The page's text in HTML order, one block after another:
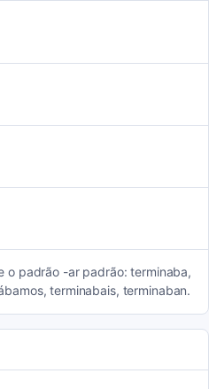
o padrão -ar padrão: terminaba,
terminabais, terminaban.